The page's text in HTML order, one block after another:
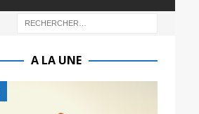
A LA UNE